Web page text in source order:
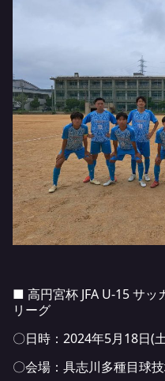
■ 高円宮杯 JFA U-15 サ
リーグ
〇日時：2024年5月18日(
〇会場：具志川多種目球